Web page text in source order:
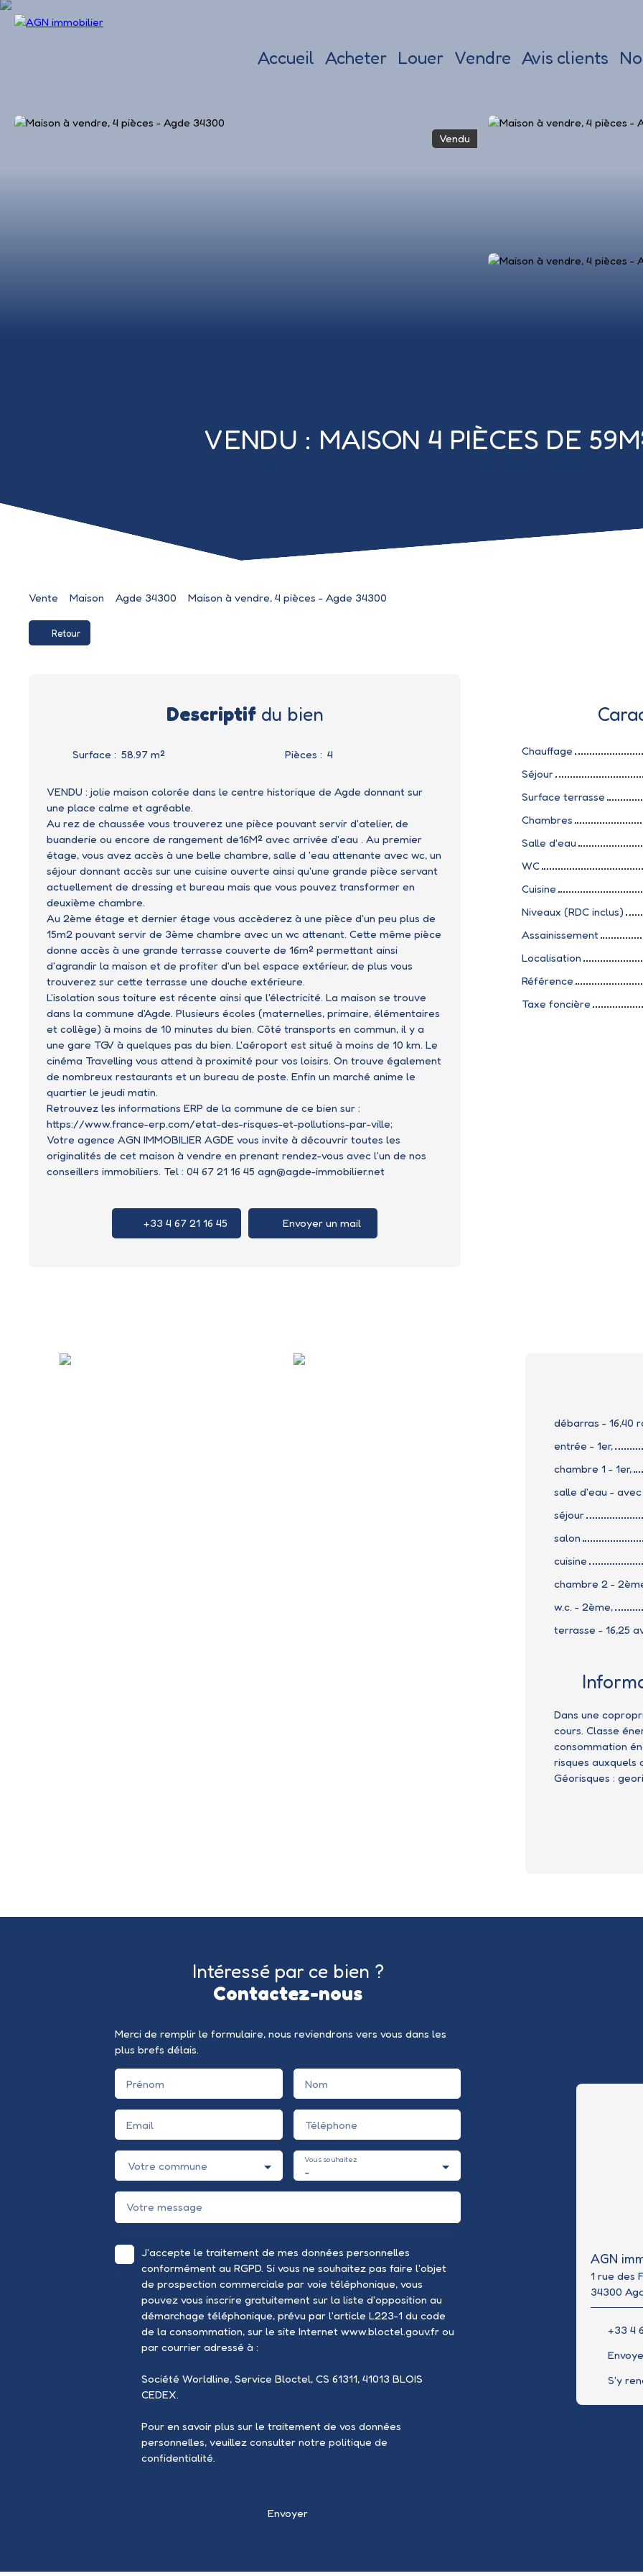
Accueil Acheter Louer Vendre Avis clients
Vendu
VENDU : MAISON 4 PIÈCES DE
Vente Maison Agde 34300 Maison à vendre, 4 pièces - Agde 34300
Retour
Descriptifdu bien
Surface : 58.97 m² Pièces : 4
VENDU : jolie maison colorée dans le centre historique de Agde donnant sur
une place calme et agréable.
Au rez de chaussée vous trouverez une pièce pouvant servir d'atelier, de
buanderie ou encore de rangement de16M² avec arrivée d'eau . Au premier
étage, vous avez accès à une belle chambre, salle d 'eau attenante avec wc, un
séjour donnant accès sur une cuisine ouverte ainsi qu'une grande pièce servant
actuellement de dressing et bureau mais que vous pouvez transformer en
deuxième chambre.
Au 2ème étage et dernier étage vous accèderez à une pièce d'un peu plus de
15m2 pouvant servir de 3ème chambre avec un wc attenant. Cette même pièce
donne accès à une grande terrasse couverte de 16m² permettant ainsi
d'agrandir la maison et de profiter d'un bel espace extérieur, de plus vous
trouverez sur cette terrasse une douche extérieure.
L'isolation sous toiture est récente ainsi que l'électricité. La maison se trouve
dans la commune d'Agde. Plusieurs écoles (maternelles, primaire, élémentaires
et collège) à moins de 10 minutes du bien. Côté transports en commun, il y a
une gare TGV à quelques pas du bien. L'aéroport est situé à moins de 10 km. Le
cinéma Travelling vous attend à proximité pour vos loisirs. On trouve également
de nombreux restaurants et un bureau de poste. Enfin un marché anime le
quartier le jeudi matin.
Retrouvez les informations ERP de la commune de ce bien sur :
https://www.france-erp.com/etat-des-risques-et-pollutions-par-ville;
Votre agence AGN IMMOBILIER AGDE vous invite à découvrir toutes les
originalités de cet maison à vendre en prenant rendez-vous avec l'un de nos
conseillers immobiliers. Tel : 04 67 21 16 45 agn@agde-immobilier.net
+33 4 67 21 16 45 Envoyer un mail
Chauffage
Séjour
Surface terrasse
Chambres
Salle d'eau
WC
Cuisine
Niveaux (RDC inclus)
Assainissement
Localisation
Référence
Taxe foncière
débarras - 16,40
entrée - 1er,
chambre 1 - 1er,
salle d'eau - avec
séjour
salon
cuisine
chambre 2 -
w.c. - 2ème,
terrasse - 16,25
Dans une
cours. Classe
consommation
risques auxquels
Géorisques :
Intéressé par ce bien ?
Contactez-nous
Merci de remplir le formulaire, nous reviendrons vers vous dans les
plus brefs délais.
Prénom Nom
Email Téléphone
Votre commune -
Vous souhaitez
Votre message
J'accepte le traitement de mes données personnelles
conformément au RGPD. Si vous ne souhaitez pas faire l'objet
de prospection commerciale par voie téléphonique, vous
pouvez vous inscrire gratuitement sur la liste d'opposition au
démarchage téléphonique, prévu par l'article L223-1 du code
de la consommation, sur le site Internet www.bloctel.gouv.fr ou
par courrier adressé à :
Société Worldline, Service Bloctel, CS 61311, 41013 BLOIS
CEDEX.
Pour en savoir plus sur le traitement de vos données
personnelles, veuillez consulter notre politique de
confidentialité.
Envoyer
AGN
1 rue des
34300
+33 4
S'y